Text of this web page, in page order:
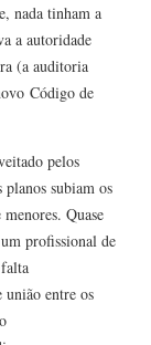
nada tinham a
a autoridade
(a auditoria
Código de
pelos
subiam os
Quase
profissional de
união entre os